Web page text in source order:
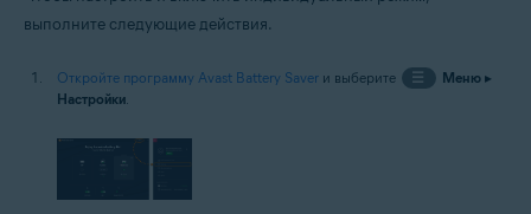
выполните следующие действия.
Откройте программу Avast Battery Saver и выберите ☰ Меню▸
Настройки